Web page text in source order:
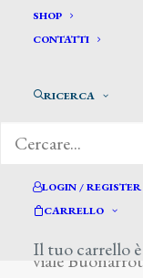
SHOP
CONTATTI
RICERCA
LOGIN / REGISTER
CARRELLO
Il tuo carrello
viale